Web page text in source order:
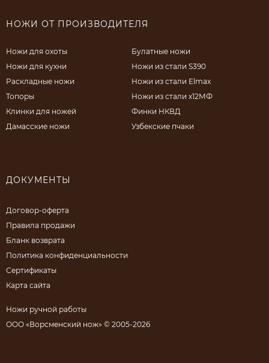
НОЖИ ОТ ПРОИЗВОДИТЕЛЯ
Ножи для охоты
Ножи для кухни
Раскладные ножи
Топоры
Клинки для ножей
Дамасские ножи
Булатные ножи
Ножи из стали S390
Ножи из стали Elmax
Ножи из стали х12МФ
Финки НКВД
Узбекские пчаки
ДОКУМЕНТЫ
Договор-оферта
Правила продажи
Бланк возврата
Политика конфиденциальности
Сертификаты
Карта сайта
Ножи ручной работы
ООО «Ворсменский нож» © 2005-2026